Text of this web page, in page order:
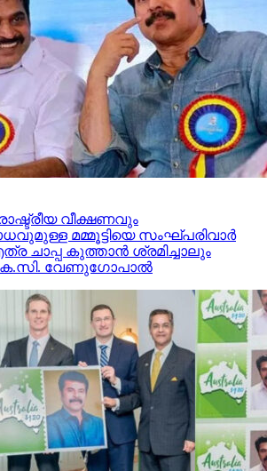
വീക്ഷണവും
മമ്മൂട്ടിയെ സംഘ്പരിവാർ
ചാപ്പ കുത്താൻ ശ്രമിച്ചാലും
കെ.സി. വേണുഗോപാൽ